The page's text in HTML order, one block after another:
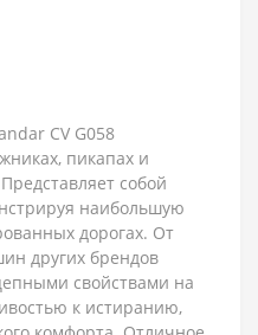
CV G058
пикапах и
собой
наибольшую
дорогах. От
других брендов
свойствами на
к истиранию,